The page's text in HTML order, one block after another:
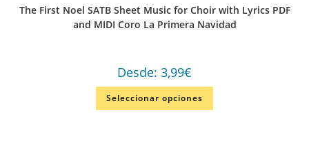
The First Noel SATB Sheet Music for Choir with Lyrics PDF
and MIDI Coro La Primera Navidad
Desde: 3,99€
Seleccionar opciones